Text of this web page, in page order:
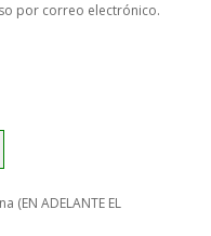
por correo electrónico.
(EN ADELANTE EL